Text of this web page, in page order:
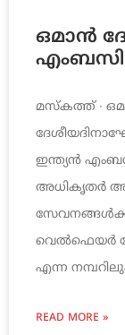
ഒമാൻ
എംബസി
മസ്‌കത്ത് ∙
ഇന്ത്യൻ
അധികൃതർ
സേവനങ്ങൾക്ക്
വെൽഫെയർ
എന്ന
READ MORE »